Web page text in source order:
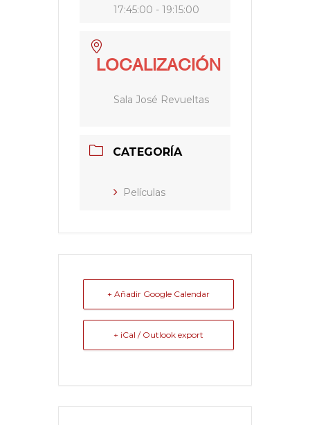
17:45:00 - 19:15:00
LOCALIZACIÓN
Sala José Revueltas
CATEGORÍA
Películas
+ Añadir Google Calendar
+ iCal / Outlook export